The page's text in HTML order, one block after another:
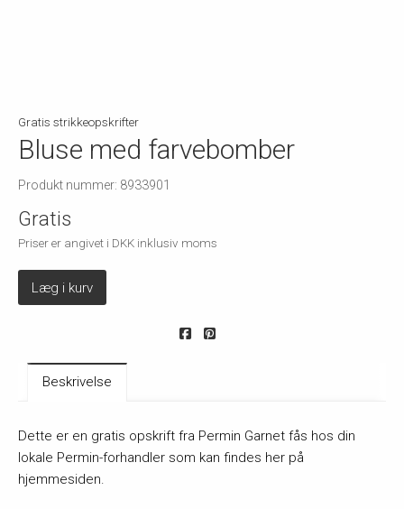
Gratis strikkeopskrifter
Bluse med farvebomber
Produkt nummer: 8933901
Gratis
Priser er angivet i DKK inklusiv moms
Læg i kurv
Beskrivelse
Dette er en gratis opskrift fra Permin Garnet fås hos din
lokale Permin-forhandler som kan findes her på
hjemmesiden.